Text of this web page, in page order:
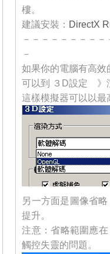
樓。
建議安裝： DirectX
－－－－－－－－
－
如果你的電腦有高效
可以到 ３D設定 》
這樣模擬器可以以最
另一方面是圖像省
提升。
注意：省略範圍應
觸控失靈的問題。